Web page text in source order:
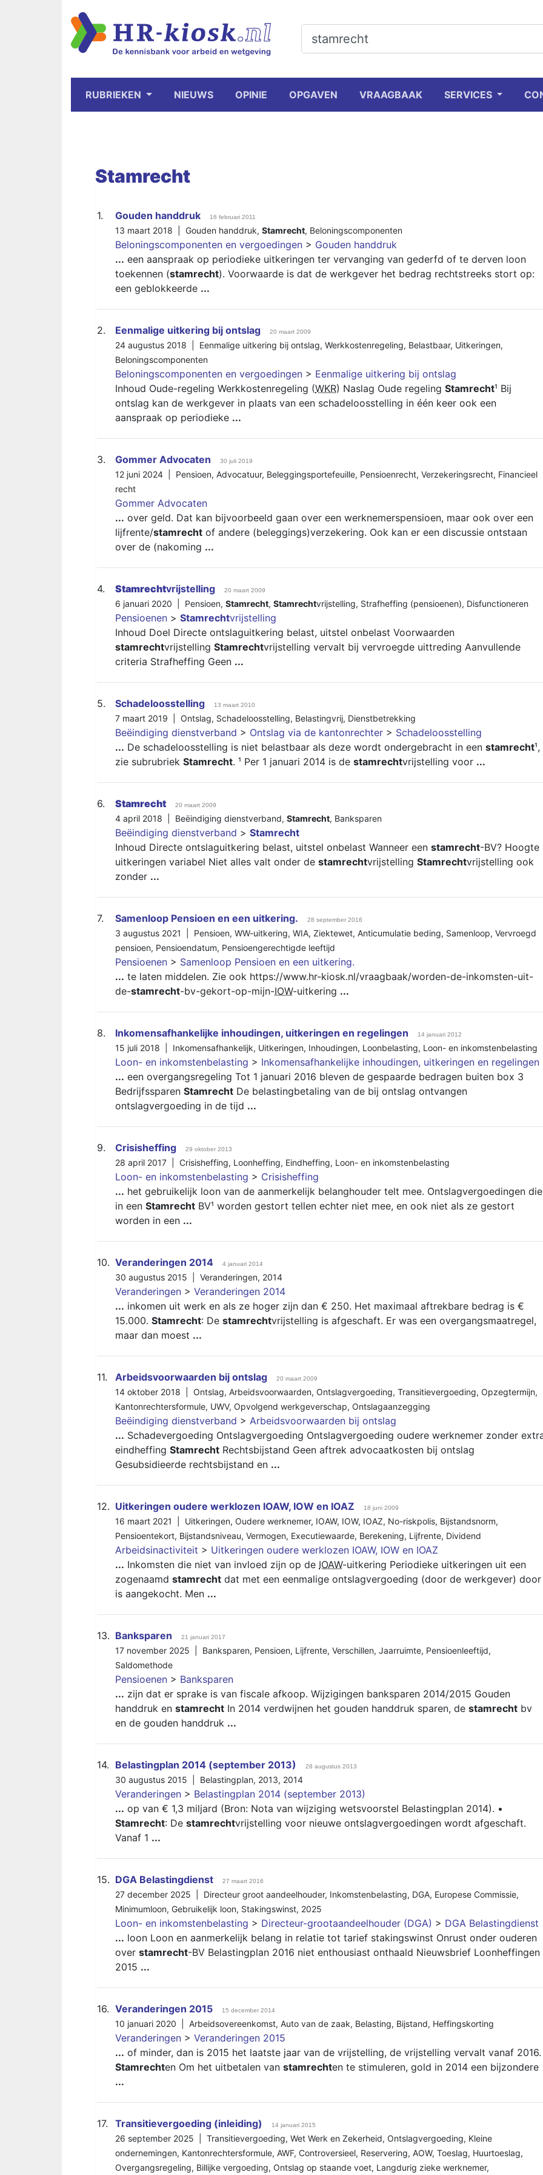
RUBRIEKEN NIEUWS OPINIE OPGAVEN VRAAGBAAK SERVICES
Stamrecht
1. Gouden handdruk 16 februari 2011
13 maart 2018 | Gouden handdruk, Stamrecht, Beloningscomponenten
Beloningscomponenten en vergoedingen > Gouden handdruk
... een aanspraak op periodieke uitkeringen ter vervanging van gederfd of te derven loon
toekennen (stamrecht). Voorwaarde is dat de werkgever het bedrag rechtstreeks stort op:
een geblokkeerde ...
2. Eenmalige uitkering bij ontslag 20 maart 2009
24 augustus 2018 | Eenmalige uitkering bij ontslag, Werkkostenregeling, Belastbaar, Uitkeringen,
Beloningscomponenten
Beloningscomponenten en vergoedingen > Eenmalige uitkering bij ontslag
Inhoud Oude-regeling Werkkostenregeling (WKR) Naslag Oude regeling Stamrecht¹ Bij
ontslag kan de werkgever in plaats van een schadeloosstelling in één keer ook een
aanspraak op periodieke ...
3. Gommer Advocaten 30 juli 2019
12 juni 2024 | Pensioen, Advocatuur, Beleggingsportefeuille, Pensioenrecht, Verzekeringsrecht, Financieel
recht
Gommer Advocaten
... over geld. Dat kan bijvoorbeeld gaan over een werknemerspensioen, maar ook over een
lijfrente/stamrecht of andere (beleggings)verzekering. Ook kan er een discussie ontstaan
over de (nakoming ...
4. Stamrechtvrijstelling 20 maart 2009
6 januari 2020 | Pensioen, Stamrecht, Stamrechtvrijstelling, Strafheffing (pensioenen), Disfunctioneren
Pensioenen > Stamrechtvrijstelling
Inhoud Doel Directe ontslaguitkering belast, uitstel onbelast Voorwaarden
stamrechtvrijstelling Stamrechtvrijstelling vervalt bij vervroegde uittreding Aanvullende
criteria Strafheffing Geen ...
5. Schadeloosstelling 13 maart 2010
7 maart 2019 | Ontslag, Schadeloosstelling, Belastingvrij, Dienstbetrekking
Beëindiging dienstverband > Ontslag via de kantonrechter > Schadeloosstelling
... De schadeloosstelling is niet belastbaar als deze wordt ondergebracht in een stamrecht¹,
zie subrubriek Stamrecht. ¹ Per 1 januari 2014 is de stamrechtvrijstelling voor ...
6. Stamrecht 20 maart 2009
4 april 2018 | Beëindiging dienstverband, Stamrecht, Banksparen
Beëindiging dienstverband > Stamrecht
Inhoud Directe ontslaguitkering belast, uitstel onbelast Wanneer een stamrecht-BV? Hoogte
uitkeringen variabel Niet alles valt onder de stamrechtvrijstelling Stamrechtvrijstelling ook
zonder ...
7. Samenloop Pensioen en een uitkering. 28 september 2016
3 augustus 2021 | Pensioen, WW-uitkering, WIA, Ziektewet, Anticumulatie beding, Samenloop, Vervroegd
pensioen, Pensioendatum, Pensioengerechtigde leeftijd
Pensioenen > Samenloop Pensioen en een uitkering.
... te laten middelen. Zie ook https://www.hr-kiosk.nl/vraagbaak/worden-de-inkomsten-uit-
de-stamrecht-bv-gekort-op-mijn-IOW-uitkering ...
8. Inkomensafhankelijke inhoudingen, uitkeringen en regelingen 14 januari 2012
15 juli 2018 | Inkomensafhankelijk, Uitkeringen, Inhoudingen, Loonbelasting, Loon- en inkomstenbelasting
Loon- en inkomstenbelasting > Inkomensafhankelijke inhoudingen, uitkeringen en regelingen
... een overgangsregeling Tot 1 januari 2016 bleven de gespaarde bedragen buiten box 3
Bedrijfssparen Stamrecht De belastingbetaling van de bij ontslag ontvangen
ontslagvergoeding in de tijd ...
9. Crisisheffing 29 oktober 2013
28 april 2017 | Crisisheffing, Loonheffing, Eindheffing, Loon- en inkomstenbelasting
Loon- en inkomstenbelasting > Crisisheffing
... het gebruikelijk loon van de aanmerkelijk belanghouder telt mee. Ontslagvergoedingen die
in een Stamrecht BV¹ worden gestort tellen echter niet mee, en ook niet als ze gestort
worden in een ...
10. Veranderingen 2014 4 januari 2014
30 augustus 2015 | Veranderingen, 2014
Veranderingen > Veranderingen 2014
... inkomen uit werk en als ze hoger zijn dan € 250. Het maximaal aftrekbare bedrag is €
15.000. Stamrecht: De stamrechtvrijstelling is afgeschaft. Er was een overgangsmaatregel,
maar dan moest ...
11. Arbeidsvoorwaarden bij ontslag 20 maart 2009
14 oktober 2018 | Ontslag, Arbeidsvoorwaarden, Ontslagvergoeding, Transitievergoeding, Opzegtermijn,
Kantonrechtersformule, UWV, Opvolgend werkgeverschap, Ontslagaanzegging
Beëindiging dienstverband > Arbeidsvoorwaarden bij ontslag
... Schadevergoeding Ontslagvergoeding Ontslagvergoeding oudere werknemer zonder
eindheffing Stamrecht Rechtsbijstand Geen aftrek advocaatkosten bij ontslag
Gesubsidieerde rechtsbijstand en ...
12. Uitkeringen oudere werklozen IOAW, IOW en IOAZ 18 juni 2009
16 maart 2021 | Uitkeringen, Oudere werknemer, IOAW, IOW, IOAZ, No-riskpolis, Bijstandsnorm,
Pensioentekort, Bijstandsniveau, Vermogen, Executiewaarde, Berekening, Lijfrente, Dividend
Arbeidsinactiviteit > Uitkeringen oudere werklozen IOAW, IOW en IOAZ
... Inkomsten die niet van invloed zijn op de IOAW-uitkering Periodieke uitkeringen uit een
zogenaamd stamrecht dat met een eenmalige ontslagvergoeding (door de werkgever) door
is aangekocht. Men ...
13. Banksparen 21 januari 2017
17 november 2025 | Banksparen, Pensioen, Lijfrente, Verschillen, Jaarruimte, Pensioenleeftijd,
Saldomethode
Pensioenen > Banksparen
... zijn dat er sprake is van fiscale afkoop. Wijzigingen banksparen 2014/2015 Gouden
handdruk en stamrecht In 2014 verdwijnen het gouden handdruk sparen, de stamrecht bv
en de gouden handdruk ...
14. Belastingplan 2014 (september 2013) 28 augustus 2013
30 augustus 2015 | Belastingplan, 2013, 2014
Veranderingen > Belastingplan 2014 (september 2013)
... op van € 1,3 miljard (Bron: Nota van wijziging wetsvoorstel Belastingplan 2014). •
Stamrecht: De stamrechtvrijstelling voor nieuwe ontslagvergoedingen wordt afgeschaft.
Vanaf 1 ...
15. DGA Belastingdienst 27 maart 2016
27 december 2025 | Directeur groot aandeelhouder, Inkomstenbelasting, DGA, Europese Commissie,
Minimumloon, Gebruikelijk loon, Stakingswinst, 2025
Loon- en inkomstenbelasting > Directeur-grootaandeelhouder (DGA) > DGA Belastingdienst
... loon Loon en aanmerkelijk belang in relatie tot tarief stakingswinst Onrust onder ouderen
over stamrecht-BV Belastingplan 2016 niet enthousiast onthaald Nieuwsbrief Loonheffingen
2015 ...
16. Veranderingen 2015 15 december 2014
10 januari 2020 | Arbeidsovereenkomst, Auto van de zaak, Belasting, Bijstand, Heffingskorting
Veranderingen > Veranderingen 2015
... of minder, dan is 2015 het laatste jaar van de vrijstelling, de vrijstelling vervalt vanaf 2016.
Stamrechten Om het uitbetalen van stamrechten te stimuleren, gold in 2014 een bijzondere
...
17. Transitievergoeding (inleiding) 14 januari 2015
26 september 2025 | Transitievergoeding, Wet Werk en Zekerheid, Ontslagvergoeding, Kleine
ondernemingen, Kantonrechtersformule, AWF, Controversieel, Reservering, AOW, Toeslag, Huurtoeslag,
Overgangsregeling, Billijke vergoeding, Ontslag op staande voet, Langdurig zieke werknemer,